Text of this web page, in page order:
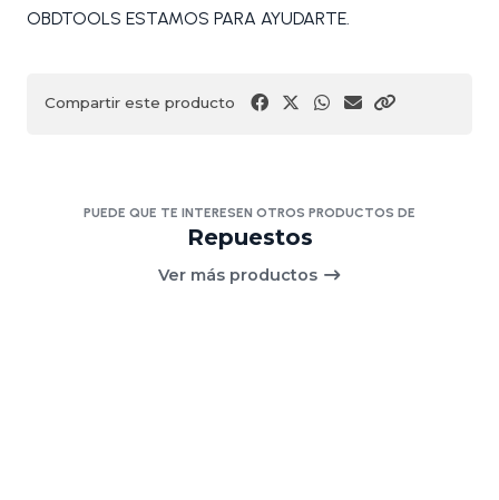
OBDTOOLS ESTAMOS PARA AYUDARTE.
Compartir este producto
PUEDE QUE TE INTERESEN OTROS PRODUCTOS DE
Repuestos
Ver más productos